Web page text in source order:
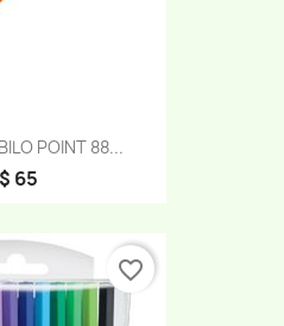
POINT 88...
$ 65
favorite_border